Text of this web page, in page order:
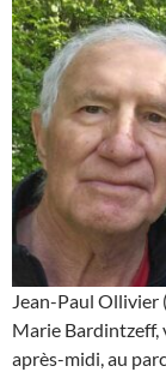
Jean-Paul Ollivier
Marie Bardintzeff,
après-midi, au